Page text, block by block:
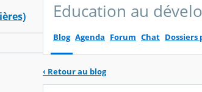
Education au
Blog Agenda Forum Chat Dossiers
‹ Retour au blog